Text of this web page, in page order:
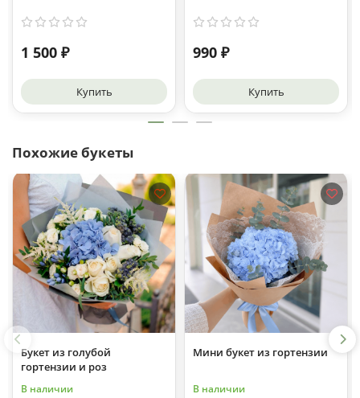
1 500 ₽
Купить
990 ₽
Купить
Похожие букеты
Букет из голубой
гортензии и роз
В наличии
Мини букет из гортензии
В наличии